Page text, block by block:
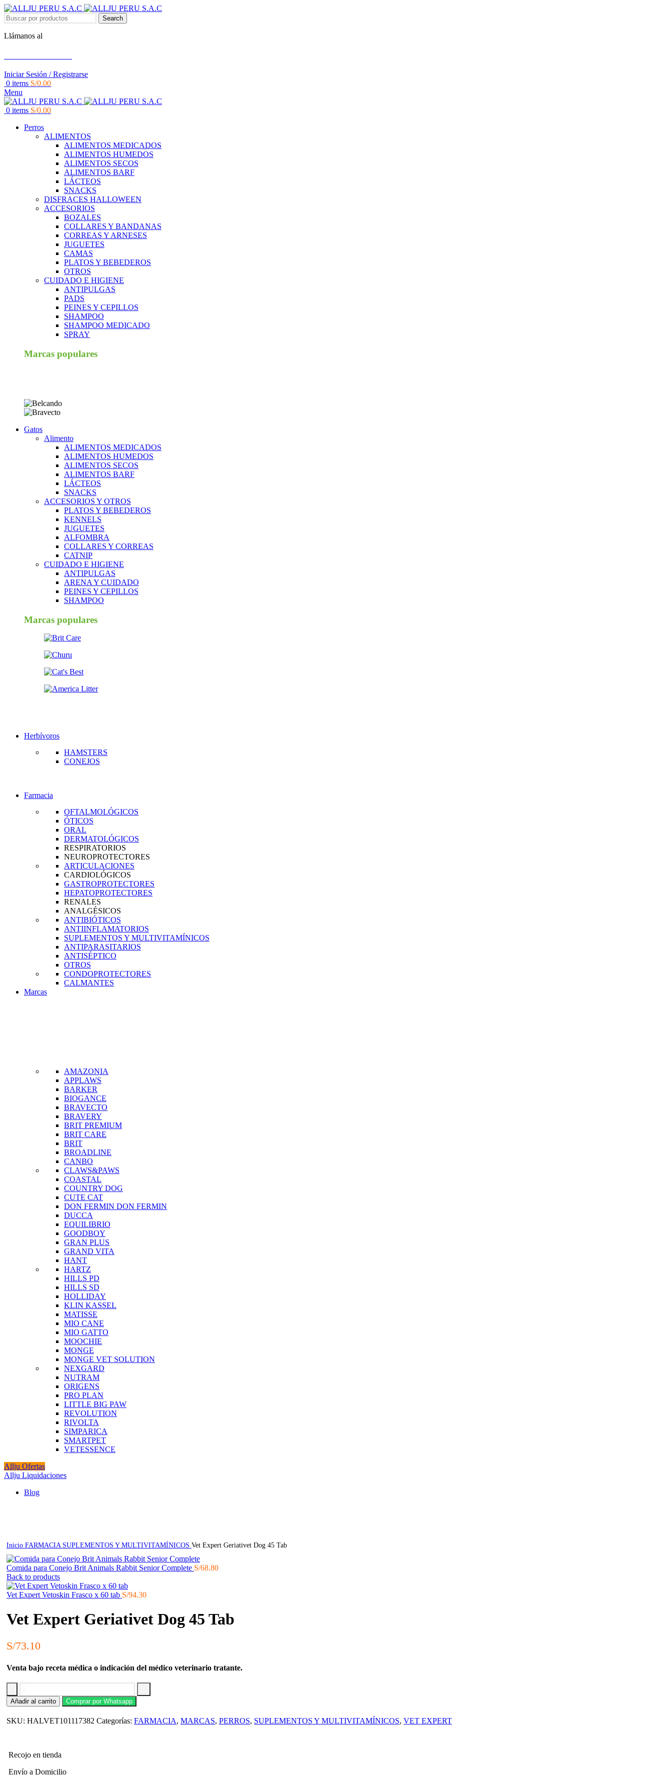
Search
Llámanos al
Iniciar Sesión / Registrarse
0 items S/0.00
Menu
0 items S/0.00
Perros
ALIMENTOS
ALIMENTOS MEDICADOS
ALIMENTOS HUMEDOS
ALIMENTOS SECOS
ALIMENTOS BARF
LÁCTEOS
SNACKS
DISFRACES HALLOWEEN
ACCESORIOS
BOZALES
COLLARES Y BANDANAS
CORREAS Y ARNESES
JUGUETES
CAMAS
PLATOS Y BEBEDEROS
OTROS
CUIDADO E HIGIENE
ANTIPULGAS
PADS
PEINES Y CEPILLOS
SHAMPOO
SHAMPOO MEDICADO
SPRAY
Marcas populares
Gatos
Alimento
ALIMENTOS MEDICADOS
ALIMENTOS HUMEDOS
ALIMENTOS SECOS
ALIMENTOS BARF
LÁCTEOS
SNACKS
ACCESORIOS Y OTROS
PLATOS Y BEBEDEROS
KENNELS
JUGUETES
ALFOMBRA
COLLARES Y CORREAS
CATNIP
CUIDADO E HIGIENE
ANTIPULGAS
ARENA Y CUIDADO
PEINES Y CEPILLOS
SHAMPOO
Marcas populares
Herbívoros
HAMSTERS
CONEJOS
Farmacia
OFTALMOLÓGICOS
ÓTICOS
ORAL
DERMATOLÓGICOS
RESPIRATORIOS
NEUROPROTECTORES
ARTICULACIONES
CARDIOLÓGICOS
GASTROPROTECTORES
HEPATOPROTECTORES
RENALES
ANALGÉSICOS
ANTIBIÓTICOS
ANTIINFLAMATORIOS
SUPLEMENTOS Y MULTIVITAMÍNICOS
ANTIPARASITARIOS
ANTISÉPTICO
OTROS
CONDOPROTECTORES
CALMANTES
Marcas
AMAZONIA
APPLAWS
BARKER
BIOGANCE
BRAVECTO
BRAVERY
BRIT PREMIUM
BRIT CARE
BRIT
BROADLINE
CANBO
CLAWS&PAWS
COASTAL
COUNTRY DOG
CUTE CAT
DON FERMIN DON FERMIN
DUCCA
EQUILIBRIO
GOODBOY
GRAN PLUS
GRAND VITA
HANT
HARTZ
HILLS PD
HILLS SD
HOLLIDAY
KLIN KASSEL
MATISSE
MIO CANE
MIO GATTO
MOOCHIE
MONGE
MONGE VET SOLUTION
NEXGARD
NUTRAM
ORIGENS
PRO PLAN
LITTLE BIG PAW
REVOLUTION
RIVOLTA
SIMPARICA
SMARTPET
VETESSENCE
Allju Ofertas
Allju Liquidaciones
Blog
Inicio FARMACIA SUPLEMENTOS Y MULTIVITAMÍNICOS Vet Expert Geriativet Dog 45 Tab
Comida para Conejo Brit Animals Rabbit Senior Complete S/68.80
Back to products
Vet Expert Vetoskin Frasco x 60 tab S/94.30
Vet Expert Geriativet Dog 45 Tab
S/73.10
Venta bajo receta médica o indicación del médico veterinario tratante.
Vet
Expert
Dog
Añadir al carrito Comprar por Whatsapp
SKU: HALVET101117382 Categorías: FARMACIA, MARCAS, PERROS, SUPLEMENTOS Y MULTIVITAMÍNICOS, VET EXPERT
Recojo en tienda
Envío a Domicilio